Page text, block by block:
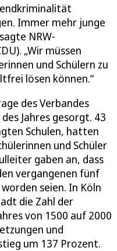
Immer mehr junge
NRW-
„Wir müssen
und Schülern zu
lösen können.“
des Verbandes
Jahres gesorgt. 43
Schulen, hatten
und Schüler
gaben an, dass
vergangenen fünf
seien. In Köln
die Zahl der
von 1500 auf 2000
und
um 137 Prozent.